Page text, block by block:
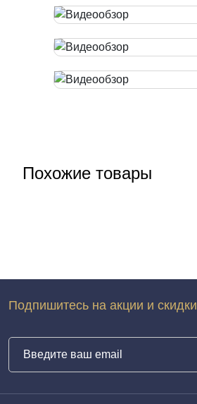
Похожие товары
Подпишитесь на акции и скидки